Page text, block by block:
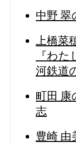
中野 翠
上橋
『わ
河鉄道
町田 康
志
豊崎 由